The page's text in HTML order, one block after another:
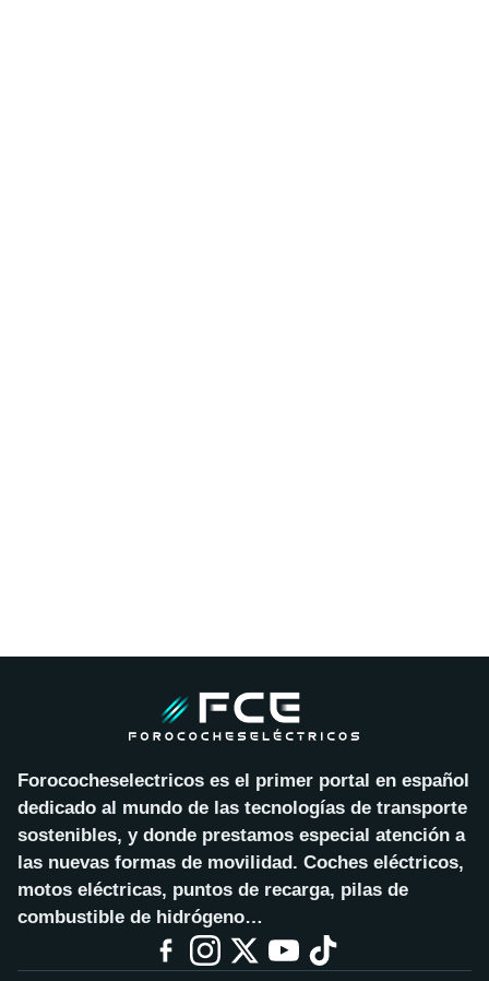
Forococheselectricos es el primer portal en español
dedicado al mundo de las tecnologías de transporte
sostenibles, y donde prestamos especial atención a
las nuevas formas de movilidad. Coches eléctricos,
motos eléctricas, puntos de recarga, pilas de
combustible de hidrógeno…